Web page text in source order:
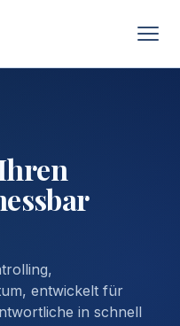
entwickelt für
in schnell